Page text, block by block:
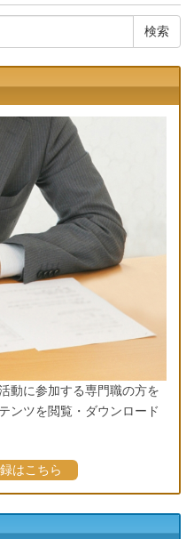
動に参加する専門職の方を
ンツを閲覧・ダウンロード
はこちら